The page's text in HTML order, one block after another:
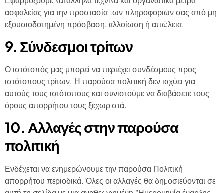
ασφαλείας για την προστασία των πληροφοριών σας από μη
εξουσιοδοτημένη πρόσβαση, αλλοίωση ή απώλεια.
9. Σύνδεσμοι τρίτων
Ο ιστότοπός μας μπορεί να περιέχει συνδέσμους προς
ιστότοπους τρίτων. Η παρούσα πολιτική δεν ισχύει για
αυτούς τους ιστότοπους και συνιστούμε να διαβάσετε τους
όρους απορρήτου τους ξεχωριστά.
10. Αλλαγές στην παρούσα
πολιτική
Ενδέχεται να ενημερώνουμε την παρούσα Πολιτική
απορρήτου περιοδικά. Όλες οι αλλαγές θα δημοσιεύονται σε